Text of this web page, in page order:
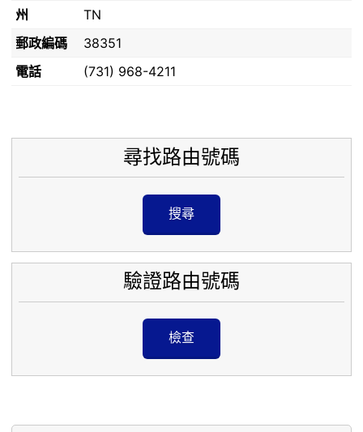
州
TN
郵政編碼
38351
電話
(731) 968-4211
尋找路由號碼
搜尋
驗證路由號碼
檢查